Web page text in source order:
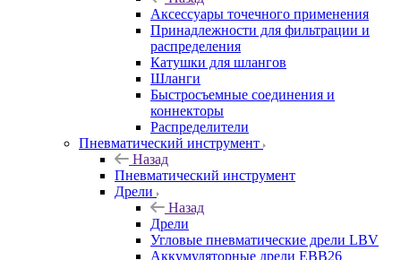
Аксессуары точечного применения
Принадлежности для фильтрации и
распределения
Катушки для шлангов
Шланги
Быстросъемные соединения и
коннекторы
Распределители
Пневматический инструмент
Назад
Пневматический инструмент
Дрели
Назад
Дрели
Угловые пневматические дрели LBV
Аккумуляторные дрели EBB26